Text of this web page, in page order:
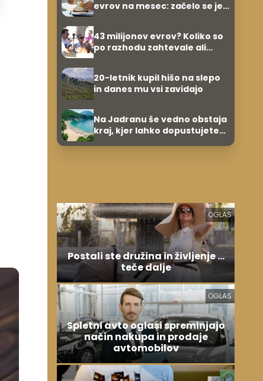
evrov na mesec: začelo se je
43 milijonov evrov? Koliko so
po razhodu zahtevale ali
20-letnik kupil hišo na slepo
in danes mu vsi zavidajo
Na Jadranu še vedno obstaja
kraj, kjer lahko dopustujete
OGLAS
Postali ste družina in življenje ...
teče dalje
OGLAS
Spletni avto oglasi spreminjajo
način nakupa in prodaje
avtomobilov